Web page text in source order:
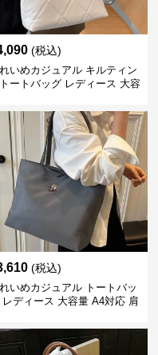
(税込)
いめカジュアル キルティン
ートバッグ レディース 大容
通勤・通学 シンプル
(税込)
いめカジュアル トートバッ
レディース 大容量 A4対応 肩